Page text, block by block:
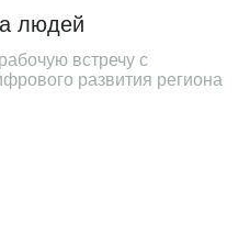
людей
встречу с
развития региона